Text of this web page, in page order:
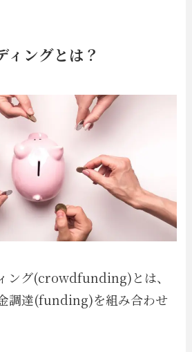
ィングとは？
ング(crowdfunding)とは、
調達(funding)を組み合わせ